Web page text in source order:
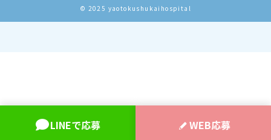
LINEで応募 WEB応募
© 2025 yaotokushukaihospital